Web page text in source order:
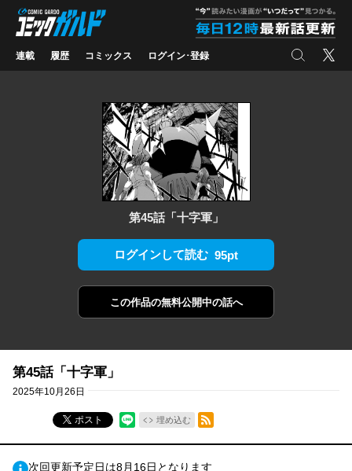
コミックガルド
連載 履歴 コミックス ログイン･登録 検索 X
第45話「十字軍」
ログインして読む 95pt
この作品の無料公開中の話へ
第45話「十字軍」
2025年10月26日
ポスト 埋め込む
RSSフィード
次回更新予定日は8月16日となります